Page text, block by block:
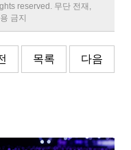
reserved. 무단 전재,
금지
목록 다음